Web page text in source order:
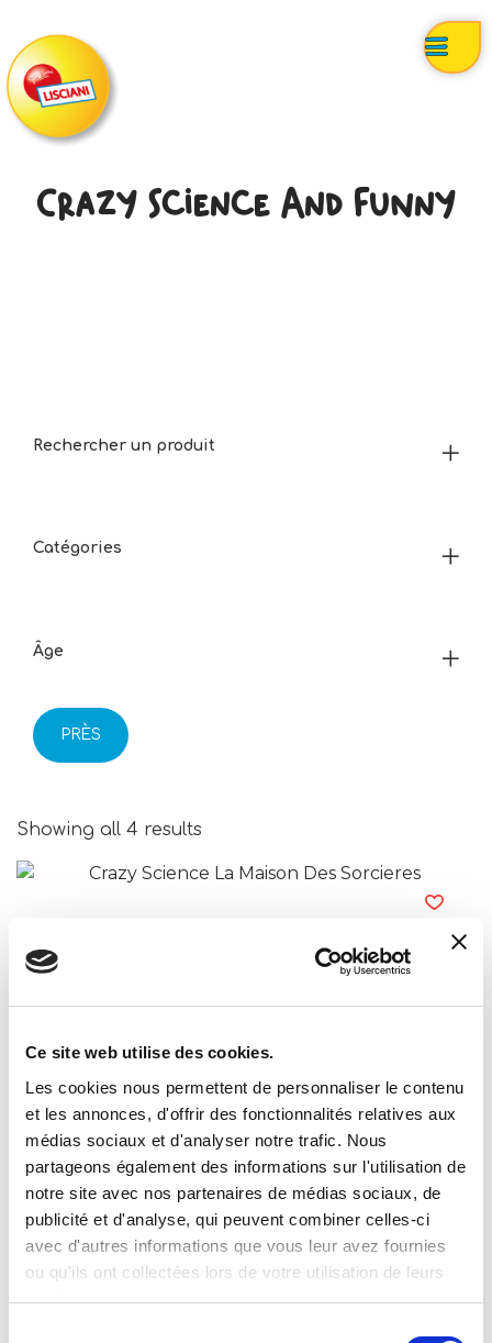
Ce site web utilise des cookies.
Les cookies nous permettent de personnaliser le contenu
et les annonces, d'offrir des fonctionnalités relatives aux
médias sociaux et d'analyser notre trafic. Nous
partageons également des informations sur l'utilisation de
notre site avec nos partenaires de médias sociaux, de
publicité et d'analyse, qui peuvent combiner celles-ci
avec d'autres informations que vous leur avez fournies
ou qu'ils ont collectées lors de votre utilisation de leurs
services.
Crazy Science And Funny
Rechercher un produit
Catégories
Âge
PRÈS
Showing all 4 results
Crazy Science La Maison Des Sorcieres
Read more